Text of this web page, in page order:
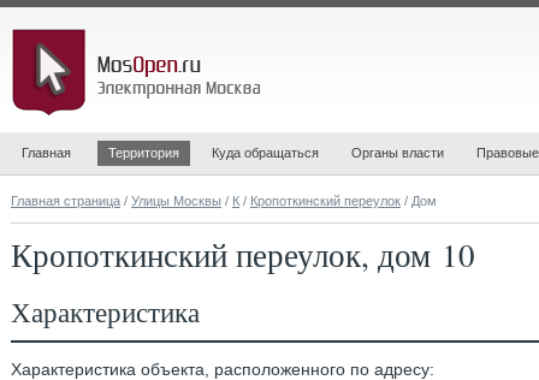
Главная Территория Куда обращаться Органы власти
Главная страница / Улицы Москвы / К / Кропоткинский переулок / Дом
Кропоткинский переулок, дом 10
Характеристика
Характеристика объекта, расположенного по адресу: